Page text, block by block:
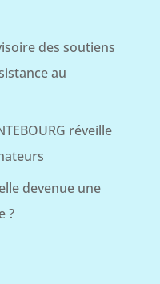
des soutiens
au
réveille
devenue une
?